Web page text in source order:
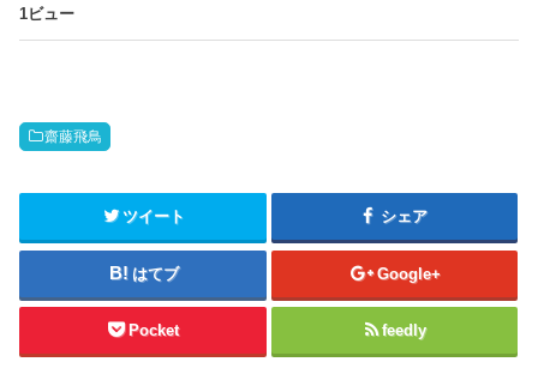
1ビュー
齋藤飛鳥
ツイート シェア
はてブ Google+
Pocket feedly